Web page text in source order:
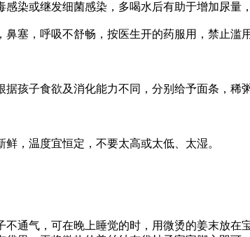
或继发细菌感染，多喝水后有助于增加尿量
，呼吸不舒畅，按医生开的药服用，禁止滥
子食欲及消化能力不同，分别给予面条，稀
，温度宜恒定，不要太高或太低、太湿。
气，可在晚上睡觉的时，用微烫的姜末放在